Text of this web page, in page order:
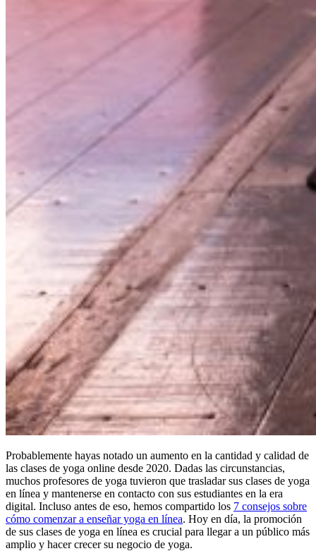
Probablemente hayas notado un aumento en la cantidad y calidad de
las clases de yoga online desde 2020. Dadas las circunstancias,
muchos profesores de yoga tuvieron que trasladar sus clases de yoga
en línea y mantenerse en contacto con sus estudiantes en la era
digital. Incluso antes de eso, hemos compartido los 7 consejos sobre
cómo comenzar a enseñar yoga en línea. Hoy en día, la promoción
de sus clases de yoga en línea es crucial para llegar a un público más
amplio y hacer crecer su negocio de yoga.